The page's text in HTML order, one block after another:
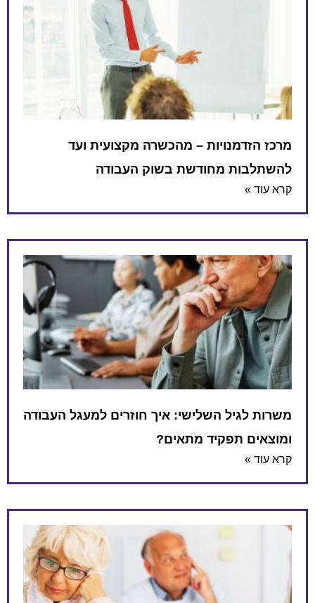
מרכז הזדמנויות – מהכשרה מקצועית ועד
להשתלבות מחודשת בשוק העבודה
קרא עוד »
משרות לגיל השלישי: איך חוזרים למעגל העבודה
ומוצאים תפקיד מתאים?
קרא עוד »